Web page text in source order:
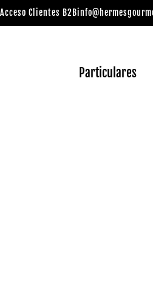
Acceso Clientes B2B
Particulares